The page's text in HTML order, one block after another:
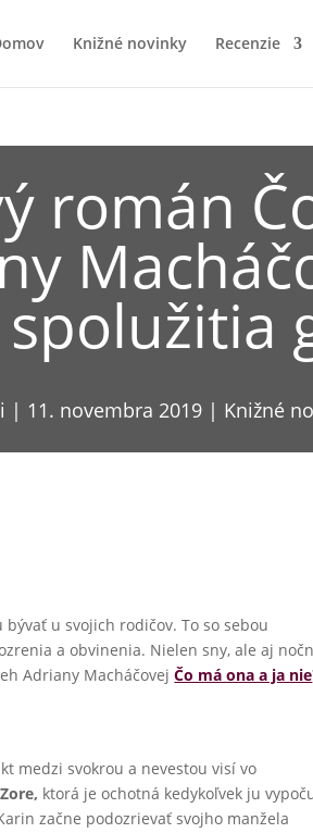
Knižné novinky Recenzie
román
| 11. novembra 2019| Knižné
u svojich rodičov. To so sebou
a obvinenia. Nielen sny, ale aj
Adriany MacháčovejČo má ona a ja nie
medzi svokrou a nevestou visí vo
Zore, ktorá je ochotná kedykoľvek ju
začne podozrievať svojho manžela